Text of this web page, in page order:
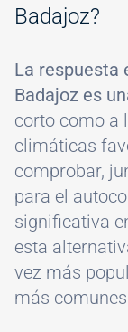
Badajoz?
La respuesta
Badajoz es
corto como a
climáticas
comprobar,
para el
significativa
esta
vez más
más